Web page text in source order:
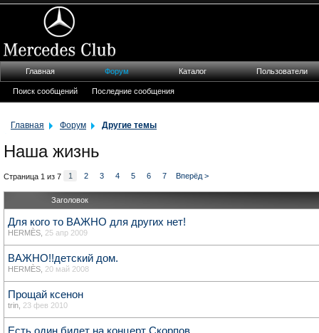
Главная Форум Другие темы
Наша жизнь
Страница 1 из 7 1 2 3 4 5 6 7 Вперёд >
Заголовок
Для кого то ВАЖНО для других нет!
HERMÈS 25 апр 2009
ВАЖНО!!детский дом.
HERMÈS 20 май 2008
Прощай ксенон
trin 23 фев 2010
Главная Форум
Поиск сообщений Последние сообщения
Каталог Пользователи